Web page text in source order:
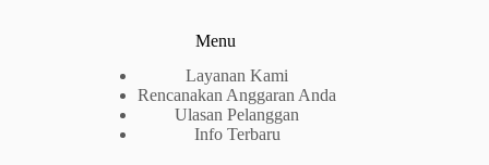
Menu
Layanan Kami
Rencanakan Anggaran Anda
Ulasan Pelanggan
Info Terbaru